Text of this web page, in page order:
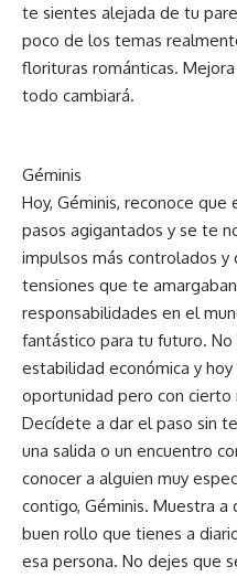
te sientes alejada de tu
poco de los temas
florituras románticas.
todo cambiará.
Géminis
Hoy, Géminis, reconoce que
pasos agigantados y se te
impulsos más controlados y
tensiones que te
responsabilidades en el
fantástico para tu futuro. No
estabilidad económica y
oportunidad pero con cierto
Decídete a dar el paso sin
una salida o un encuentro
conocer a alguien muy
contigo, Géminis. Muestra
buen rollo que tienes a
esa persona. No dejes que